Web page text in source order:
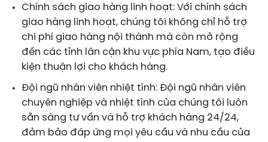
Chính sách giao hàng linh hoạt: Với chính sách
giao hàng linh hoạt, chúng tôi không chỉ hỗ trợ
chi phí giao hàng nội thành mà còn mở rộng
đến các tỉnh lân cận khu vực phía Nam, tạo điều
kiện thuận lợi cho khách hàng.
Đội ngũ nhân viên nhiệt tình: Đội ngũ nhân viên
chuyên nghiệp và nhiệt tình của chúng tôi luôn
sẵn sàng tư vấn và hỗ trợ khách hàng 24/24,
đảm bảo đáp ứng mọi yêu cầu và nhu cầu của